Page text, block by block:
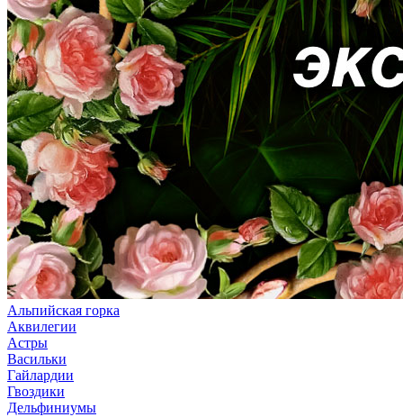
Альпийская горка
Аквилегии
Астры
Васильки
Гайлардии
Гвоздики
Дельфиниумы